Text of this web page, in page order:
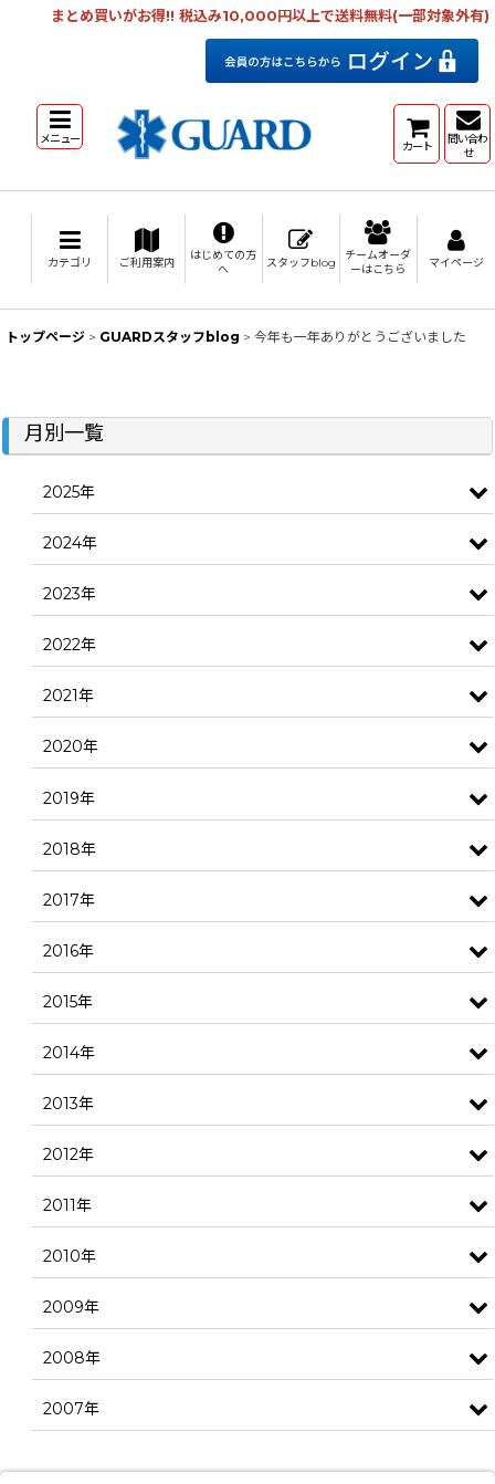
まとめ買いがお得!! 税込み10,000円以上で送料無料(一部対象外有)
メニュー カート
問い合わ
せ
カテゴリ ご利用案内
はじめての方
へ
スタッフblog
チームオーダ
ーはこちら
マイページ
トップページ > GUARDスタッフblog > 今年も一年ありがとうございました
月別一覧
2025年
2024年
2023年
2022年
2021年
2020年
2019年
2018年
2017年
2016年
2015年
2014年
2013年
2012年
2011年
2010年
2009年
2008年
2007年